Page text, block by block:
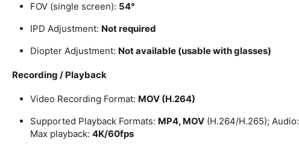
FOV (single screen): 54°
IPD Adjustment: Not required
Diopter Adjustment: Not available (usable with glasses)
Recording / Playback
Video Recording Format: MOV (H.264)
Supported Playback Formats: MP4, MOV (H.264/H.265); Audio:
Max playback: 4K/60fps